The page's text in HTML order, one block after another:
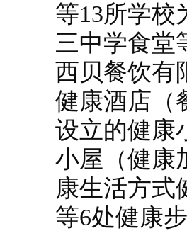
等13所学校
三中学食堂
西贝餐饮有
健康酒店（
设立的健康
小屋（健康
康生活方式
等6处健康